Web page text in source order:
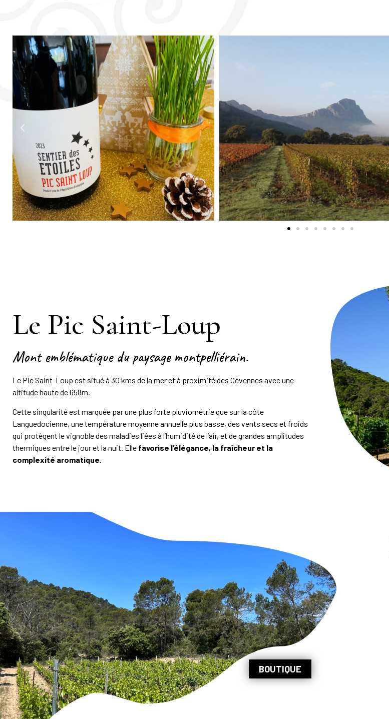
Le Pic Saint-Loup
Mont emblématique du paysage montpelliérain.
Le Pic Saint-Loup est situé à 30 kms de la mer et à proximité des Cévennes avec une
altitude haute de 658m.
Cette singularité est marquée par une plus forte pluviométrie que sur la côte
Languedocienne, une température moyenne annuelle plus basse, des vents secs et froids
qui protègent le vignoble des maladies liées à l’humidité de l’air, et de grandes amplitudes
thermiques entre le jour et la nuit. Elle favorise l’élégance, la fraîcheur et la
complexité aromatique.
BOUTIQUE